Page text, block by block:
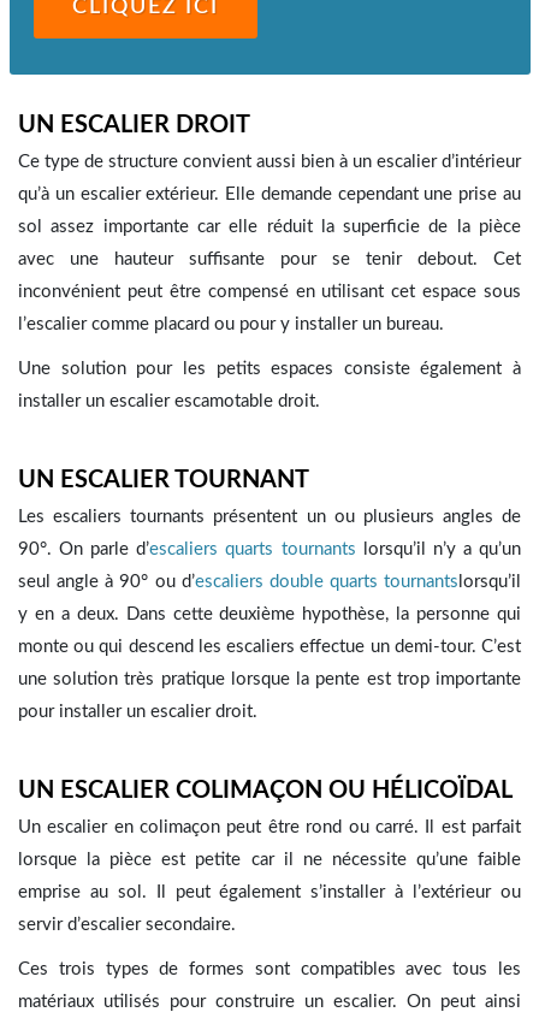
CLIQUEZ ICI
UN ESCALIER DROIT
Ce type de structure convient aussi bien à un escalier d’intérieur
qu’à un escalier extérieur. Elle demande cependant une prise au
sol assez importante car elle réduit la superficie de la pièce
avec une hauteur suffisante pour se tenir debout. Cet
inconvénient peut être compensé en utilisant cet espace sous
l’escalier comme placard ou pour y installer un bureau.
Une solution pour les petits espaces consiste également à
installer un escalier escamotable droit.
UN ESCALIER TOURNANT
Les escaliers tournants présentent un ou plusieurs angles de
90°. On parle d’escaliers quarts tournants lorsqu’il n’y a qu’un
seul angle à 90° ou d’escaliers double quarts tournants lorsqu’il
y en a deux. Dans cette deuxième hypothèse, la personne qui
monte ou qui descend les escaliers effectue un demi-tour. C’est
une solution très pratique lorsque la pente est trop importante
pour installer un escalier droit.
UN ESCALIER COLIMAÇON OU HÉLICOÏDAL
Un escalier en colimaçon peut être rond ou carré. Il est parfait
lorsque la pièce est petite car il ne nécessite qu’une faible
emprise au sol. Il peut également s’installer à l’extérieur ou
servir d’escalier secondaire.
Ces trois types de formes sont compatibles avec tous les
matériaux utilisés pour construire un escalier. On peut ainsi